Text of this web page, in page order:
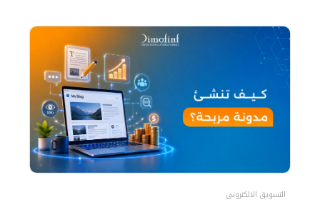
التسويق الالكترونى